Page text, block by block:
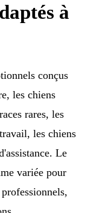
à
conçus
les chiens
rares, les
les chiens
Le
variée pour